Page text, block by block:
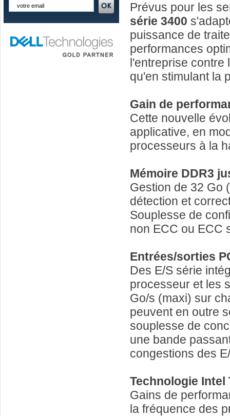
Prévus pour les
série 3400
puissance de
performances
l'entreprise contre
qu'en stimulant la
Gain de
Cette nouvelle
applicative, en
processeurs à la
Mémoire DDR3
Gestion de 32 Go
détection et
Souplesse de
non ECC ou ECC
Entrées/sorties
Des E/S série
processeur et les
Go/s (maxi) sur
peuvent en outre
souplesse de
une bande
congestions des
Technologie Intel
Gains de
la fréquence des